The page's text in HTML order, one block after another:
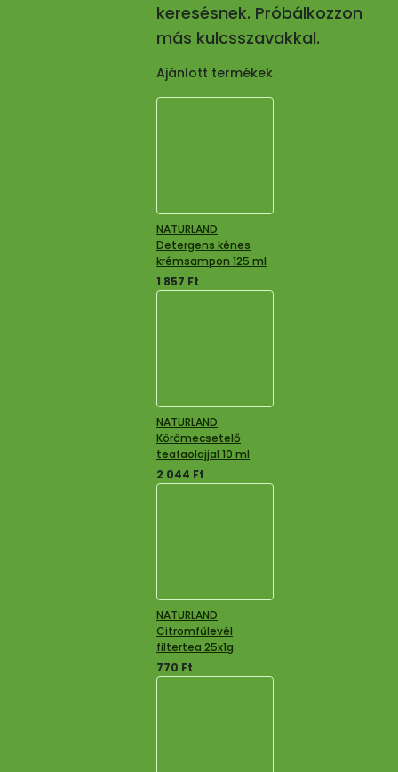
keresésnek. Próbálkozzon
más kulcsszavakkal.
Ajánlott termékek
NATURLAND
Detergens kénes
krémsampon 125 ml
1 857 Ft
NATURLAND
Körömecsetelő
teafaolajjal 10 ml
2 044 Ft
NATURLAND
Citromfűlevél
filtertea 25x1g
770 Ft